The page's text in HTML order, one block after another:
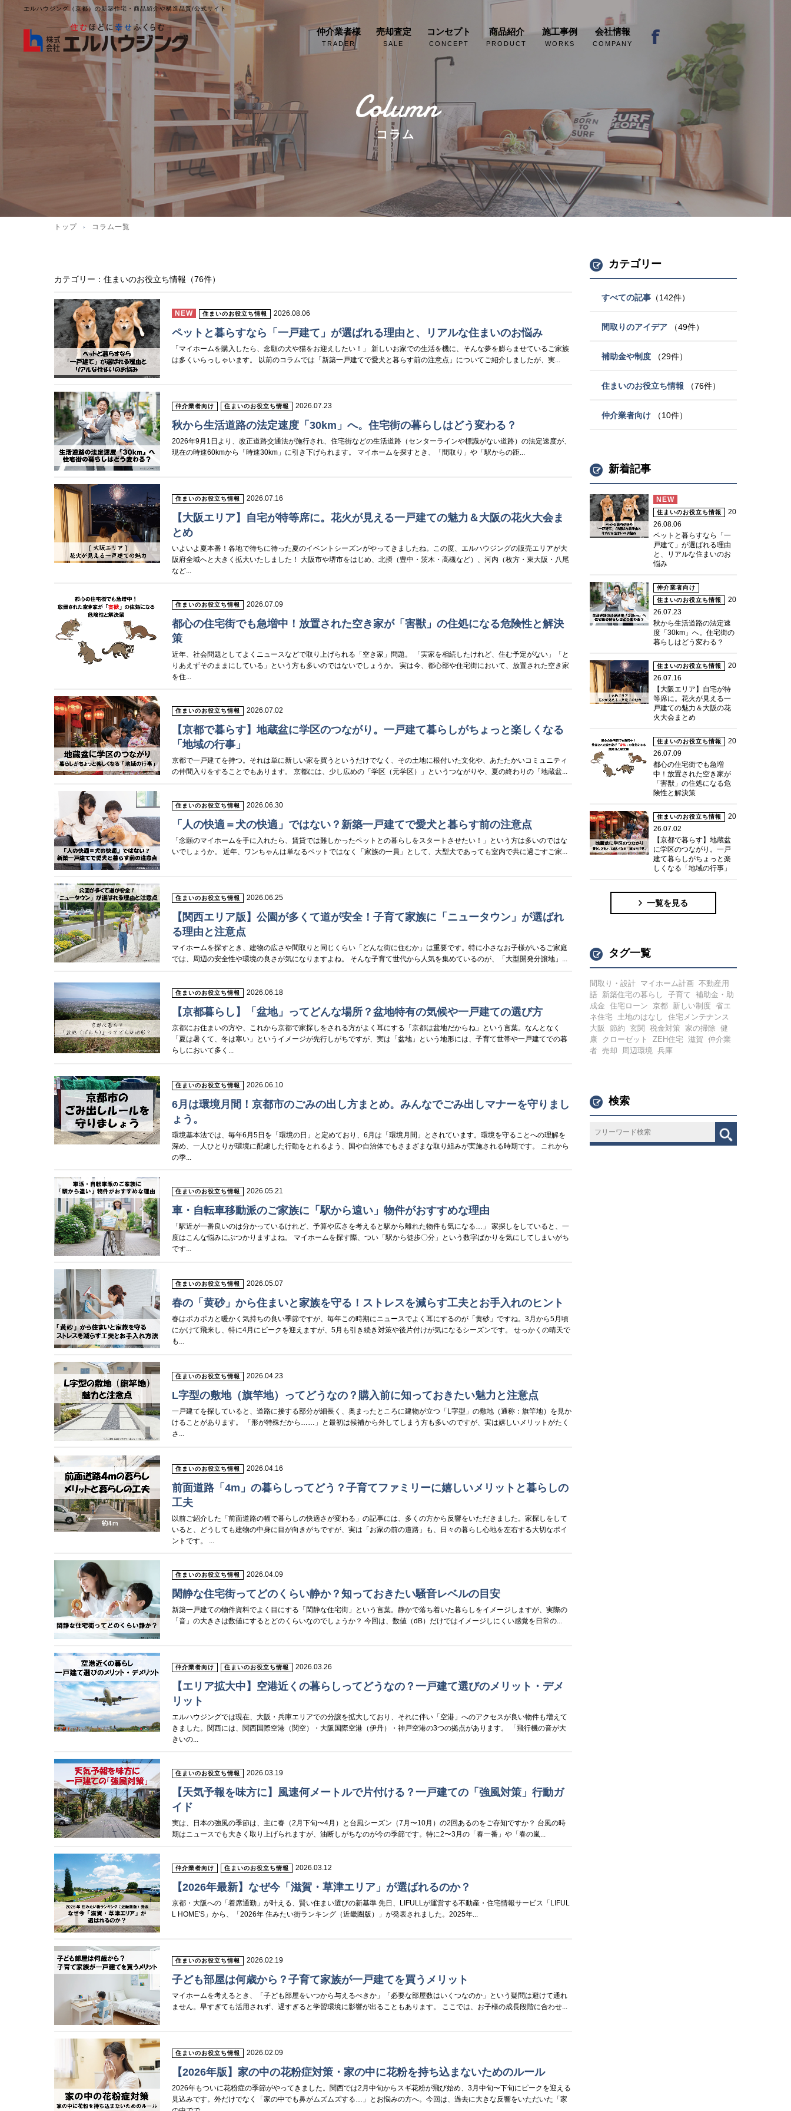
エルハウジング（京都）の新築住宅・商品紹介や構造品質/公式サイト
仲介業者様
TRADER
売却査定
SALE
コンセプト
CONCEPT
商品紹介
PRODUCT
施工事例
WORKS
会社情報
COMPANY
Column
コラム
トップ コラム一覧
カテゴリー：住まいのお役立ち情報（76件）
NEW 住まいのお役立ち情報 2026.08.06
ペットと暮らすなら「一戸建て」が選ばれる理由と、リアルな住まいのお悩み
「マイホームを購入したら、念願の犬や猫をお迎えしたい！」 新しいお家での生活を機に、そんな夢を膨らませているご家族
は多くいらっしゃいます。 以前のコラムでは「新築一戸建てで愛犬と暮らす前の注意点」についてご紹介しましたが、実...
仲介業者向け 住まいのお役立ち情報 2026.07.23
秋から生活道路の法定速度「30km」へ。住宅街の暮らしはどう変わる？
2026年9月1日より、改正道路交通法が施行され、住宅街などの生活道路（センターラインや標識がない道路）の法定速度が、
現在の時速60kmから「時速30km」に引き下げられます。 マイホームを探すとき、「間取り」や「駅からの距...
住まいのお役立ち情報 2026.07.16
【大阪エリア】自宅が特等席に。花火が見える一戸建ての魅力＆大阪の花火大会ま
とめ
いよいよ夏本番！各地で待ちに待った夏のイベントシーズンがやってきましたね。この度、エルハウジングの販売エリアが大
阪府全域へと大きく拡大いたしました！ 大阪市や堺市をはじめ、北摂（豊中・茨木・高槻など）、河内（枚方・東大阪・八尾
など...
住まいのお役立ち情報 2026.07.09
都心の住宅街でも急増中！放置された空き家が「害獣」の住処になる危険性と解決
策
近年、社会問題としてよくニュースなどで取り上げられる「空き家」問題。 「実家を相続したけれど、住む予定がない」「と
りあえずそのままにしている」という方も多いのではないでしょうか。 実は今、都心部や住宅街において、放置された空き家
を住...
住まいのお役立ち情報 2026.07.02
【京都で暮らす】地蔵盆に学区のつながり。一戸建て暮らしがちょっと楽しくなる
「地域の行事」
京都で一戸建てを持つ。それは単に新しい家を買うというだけでなく、その土地に根付いた文化や、あたたかいコミュニティ
の仲間入りをすることでもあります。 京都には、少し広めの「学区（元学区）」というつながりや、夏の終わりの「地蔵盆...
住まいのお役立ち情報 2026.06.30
「人の快適＝犬の快適」ではない？新築一戸建てで愛犬と暮らす前の注意点
「念願のマイホームを手に入れたら、賃貸では難しかったペットとの暮らしをスタートさせたい！」という方は多いのではな
いでしょうか。 近年、ワンちゃんは単なるペットではなく「家族の一員」として、大型犬であっても室内で共に過ごすご家...
住まいのお役立ち情報 2026.06.25
【関西エリア版】公園が多くて道が安全！子育て家族に「ニュータウン」が選ばれ
る理由と注意点
マイホームを探すとき、建物の広さや間取りと同じくらい「どんな街に住むか」は重要です。特に小さなお子様がいるご家庭
では、周辺の安全性や環境の良さが気になりますよね。 そんな子育て世代から人気を集めているのが、「大型開発分譲地」...
住まいのお役立ち情報 2026.06.18
【京都暮らし】「盆地」ってどんな場所？盆地特有の気候や一戸建ての選び方
京都にお住まいの方や、これから京都で家探しをされる方がよく耳にする「京都は盆地だからね」という言葉。なんとなく
「夏は暑くて、冬は寒い」というイメージが先行しがちですが、実は「盆地」という地形には、子育て世帯や一戸建てでの暮
らしにおいて多く...
住まいのお役立ち情報 2026.06.10
6月は環境月間！京都市のごみの出し方まとめ。みんなでごみ出しマナーを守りまし
ょう。
環境基本法では、毎年6月5日を「環境の日」と定めており、6月は「環境月間」とされています。環境を守ることへの理解を
深め、一人ひとりが環境に配慮した行動をとれるよう、国や自治体でもさまざまな取り組みが実施される時期です。 これから
の季...
住まいのお役立ち情報 2026.05.21
車・自転車移動派のご家族に「駅から遠い」物件がおすすめな理由
「駅近が一番良いのは分かっているけれど、予算や広さを考えると駅から離れた物件も気になる…」 家探しをしていると、一
度はこんな悩みにぶつかりますよね。 マイホームを探す際、つい「駅から徒歩〇分」という数字ばかりを気にしてしまいがち
です...
住まいのお役立ち情報 2026.05.07
春の「黄砂」から住まいと家族を守る！ストレスを減らす工夫とお手入れのヒント
春はポカポカと暖かく気持ちの良い季節ですが、毎年この時期にニュースでよく耳にするのが「黄砂」ですね。3月から5月頃
にかけて飛来し、特に4月にピークを迎えますが、5月も引き続き対策や後片付けが気になるシーズンです。 せっかくの晴天で
も...
住まいのお役立ち情報 2026.04.23
L字型の敷地（旗竿地）ってどうなの？購入前に知っておきたい魅力と注意点
一戸建てを探していると、道路に接する部分が細長く、奥まったところに建物が立つ「L字型」の敷地（通称：旗竿地）を見か
けることがあります。 「形が特殊だから……」と最初は候補から外してしまう方も多いのですが、実は嬉しいメリットがたく
さ...
住まいのお役立ち情報 2026.04.16
前面道路「4m」の暮らしってどう？子育てファミリーに嬉しいメリットと暮らしの
工夫
以前ご紹介した「前面道路の幅で暮らしの快適さが変わる」の記事には、多くの方から反響をいただきました。家探しをして
いると、どうしても建物の中身に目が向きがちですが、実は「お家の前の道路」も、日々の暮らし心地を左右する大切なポイ
ントです。 ...
住まいのお役立ち情報 2026.04.09
閑静な住宅街ってどのくらい静か？知っておきたい騒音レベルの目安
新築一戸建ての物件資料でよく目にする「閑静な住宅街」という言葉。静かで落ち着いた暮らしをイメージしますが、実際の
「音」の大きさは数値にするとどのくらいなのでしょうか？ 今回は、数値（dB）だけではイメージしにくい感覚を日常の...
仲介業者向け 住まいのお役立ち情報 2026.03.26
【エリア拡大中】空港近くの暮らしってどうなの？一戸建て選びのメリット・デメ
リット
エルハウジングでは現在、大阪・兵庫エリアでの分譲を拡大しており、それに伴い「空港」へのアクセスが良い物件も増えて
きました。関西には、関西国際空港（関空）・大阪国際空港（伊丹）・神戸空港の3つの拠点があります。 「飛行機の音が大
きいの...
住まいのお役立ち情報 2026.03.19
【天気予報を味方に】風速何メートルで片付ける？一戸建ての「強風対策」行動ガ
イド
実は、日本の強風の季節は、主に春（2月下旬〜4月）と台風シーズン（7月〜10月）の2回あるのをご存知ですか？ 台風の時
期はニュースでも大きく取り上げられますが、油断しがちなのが今の季節です。特に2〜3月の「春一番」や「春の嵐...
仲介業者向け 住まいのお役立ち情報 2026.03.12
【2026年最新】なぜ今「滋賀・草津エリア」が選ばれるのか？
京都・大阪への「着席通勤」が叶える、賢い住まい選びの新基準 先日、LIFULLが運営する不動産・住宅情報サービス「LIFUL
L HOME'S」から、「2026年 住みたい街ランキング（近畿圏版）」が発表されました。2025年...
住まいのお役立ち情報 2026.02.19
子ども部屋は何歳から？子育て家族が一戸建てを買うメリット
マイホームを考えるとき、「子ども部屋をいつから与えるべきか」「必要な部屋数はいくつなのか」という疑問は避けて通れ
ません。早すぎても活用されず、遅すぎると学習環境に影響が出ることもあります。 ここでは、お子様の成長段階に合わせ...
住まいのお役立ち情報 2026.02.09
【2026年版】家の中の花粉症対策・家の中に花粉を持ち込まないためのルール
2026年もついに花粉症の季節がやってきました。関西では2月中旬からスギ花粉が飛び始め、3月中旬〜下旬にピークを迎える
見込みです。外だけでなく「家の中でも鼻がムズムズする…」とお悩みの方へ。今回は、過去に大きな反響をいただいた「家
カテゴリー
すべての記事 （142件）
間取りのアイデア （49件）
補助金や制度 （29件）
住まいのお役立ち情報 （76件）
仲介業者向け （10件）
新着記事
NEW
住まいのお役立ち情報
20
26.08.06
ペットと暮らすなら「一
戸建て」が選ばれる理由
と、リアルな住まいのお
悩み
仲介業者向け
住まいのお役立ち情報
20
26.07.23
秋から生活道路の法定速
度「30km」へ。住宅街の
暮らしはどう変わる？
住まいのお役立ち情報
20
26.07.16
【大阪エリア】自宅が特
等席に。花火が見える一
戸建ての魅力＆大阪の花
火大会まとめ
住まいのお役立ち情報
20
26.07.09
都心の住宅街でも急増
中！放置された空き家が
「害獣」の住処になる危
険性と解決策
住まいのお役立ち情報
20
26.07.02
【京都で暮らす】地蔵盆
に学区のつながり。一戸
建て暮らしがちょっと楽
しくなる「地域の行事」
一覧を見る
タグ一覧
間取り・設計 マイホーム計画 不動産用
語 新築住宅の暮らし 子育て
補助金・助
成金
住宅ローン 京都 新しい制度 省エ
ネ住宅
土地のはなし
住宅メンテナンス
大阪
節約 玄関 税金対策 家の掃除
健
康
クローゼット ZEH住宅 滋賀
仲介業
者 売却 周辺環境 兵庫
検索